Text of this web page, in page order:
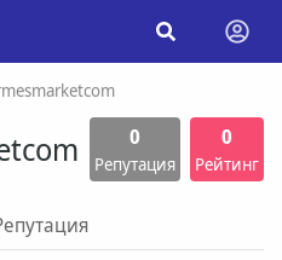
0
Репутация
0
Рейтинг